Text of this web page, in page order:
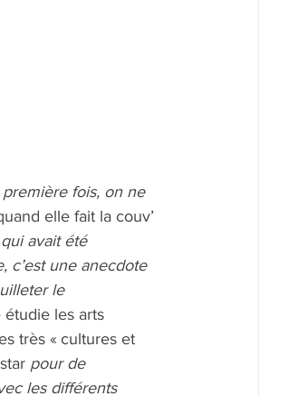
fois, on ne
elle fait la couv’
qui avait été
c’est une anecdote
le
étudie les arts
très « cultures et
pour de
les différents